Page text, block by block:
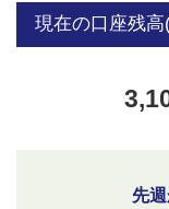
現在の口座残
先